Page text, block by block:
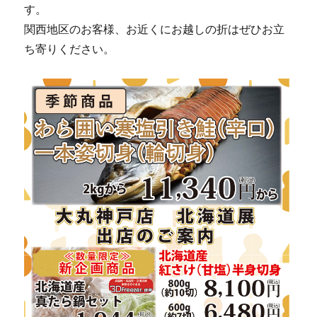
す。
関西地区のお客様、お近くにお越しの折はぜひお立
ち寄りください。